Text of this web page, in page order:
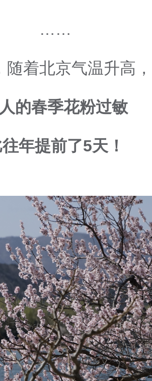
……
随着北京气温升高，
的春季花粉过敏
往年提前了5天！